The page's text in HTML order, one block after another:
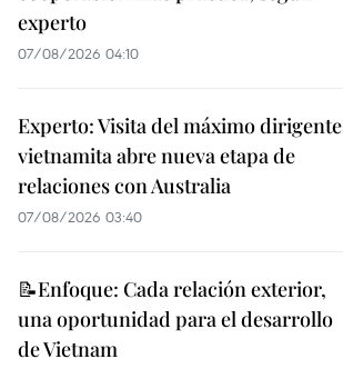
experto
07/08/2026 04:10
Experto: Visita del máximo dirigente
vietnamita abre nueva etapa de
relaciones con Australia
07/08/2026 03:40
📝Enfoque: Cada relación exterior,
una oportunidad para el desarrollo
de Vietnam